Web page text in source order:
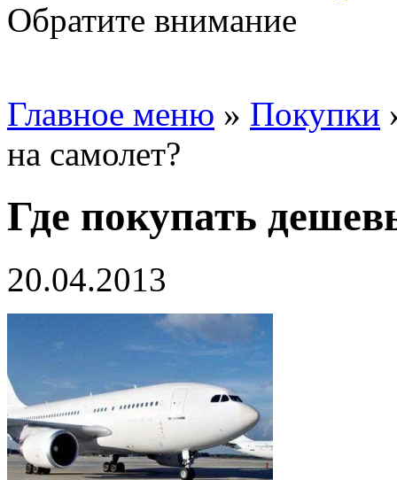
Обратите внимание
Главное меню » Покупки
на самолет?
Где покупать
20.04.2013